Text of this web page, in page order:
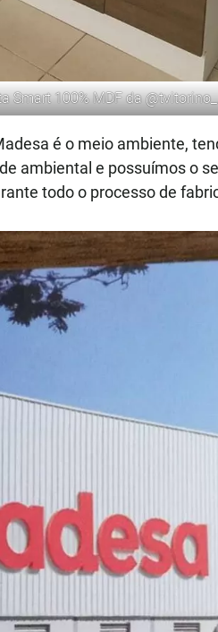
Smart 100% MDFda@tvitorino_
é o meio ambiente,
ambiental e possuímos o
todo o processo de